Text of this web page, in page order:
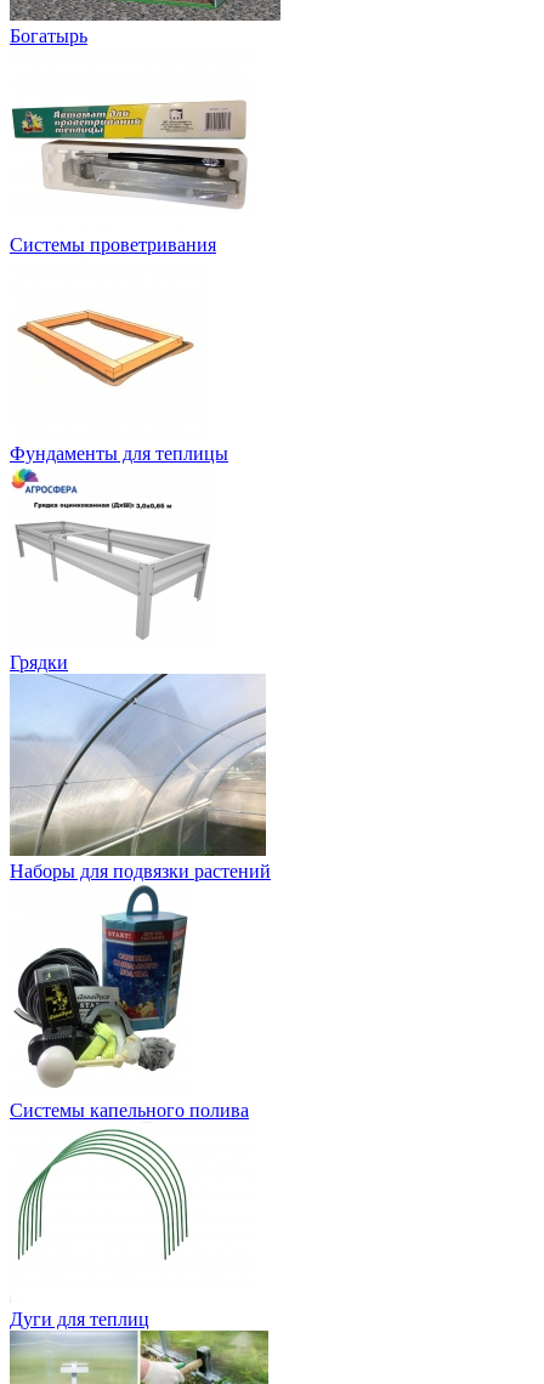
Богатырь
Системы проветривания
Фундаменты для теплицы
Грядки
Наборы для подвязки растений
Системы капельного полива
Дуги для теплиц